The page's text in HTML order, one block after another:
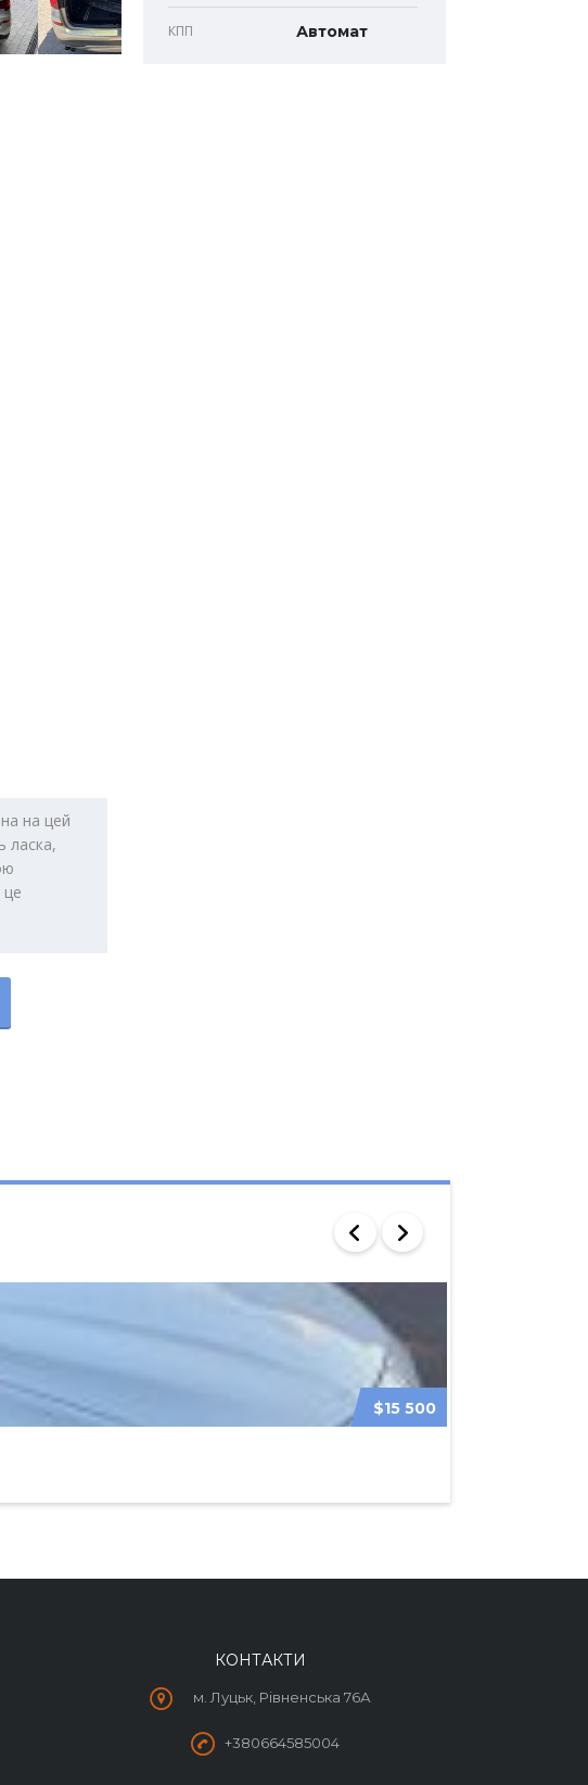
КПП Автомат
$15 500
КОНТАКТИ
м. Луцьк, Рівненська 76А
+380664585004